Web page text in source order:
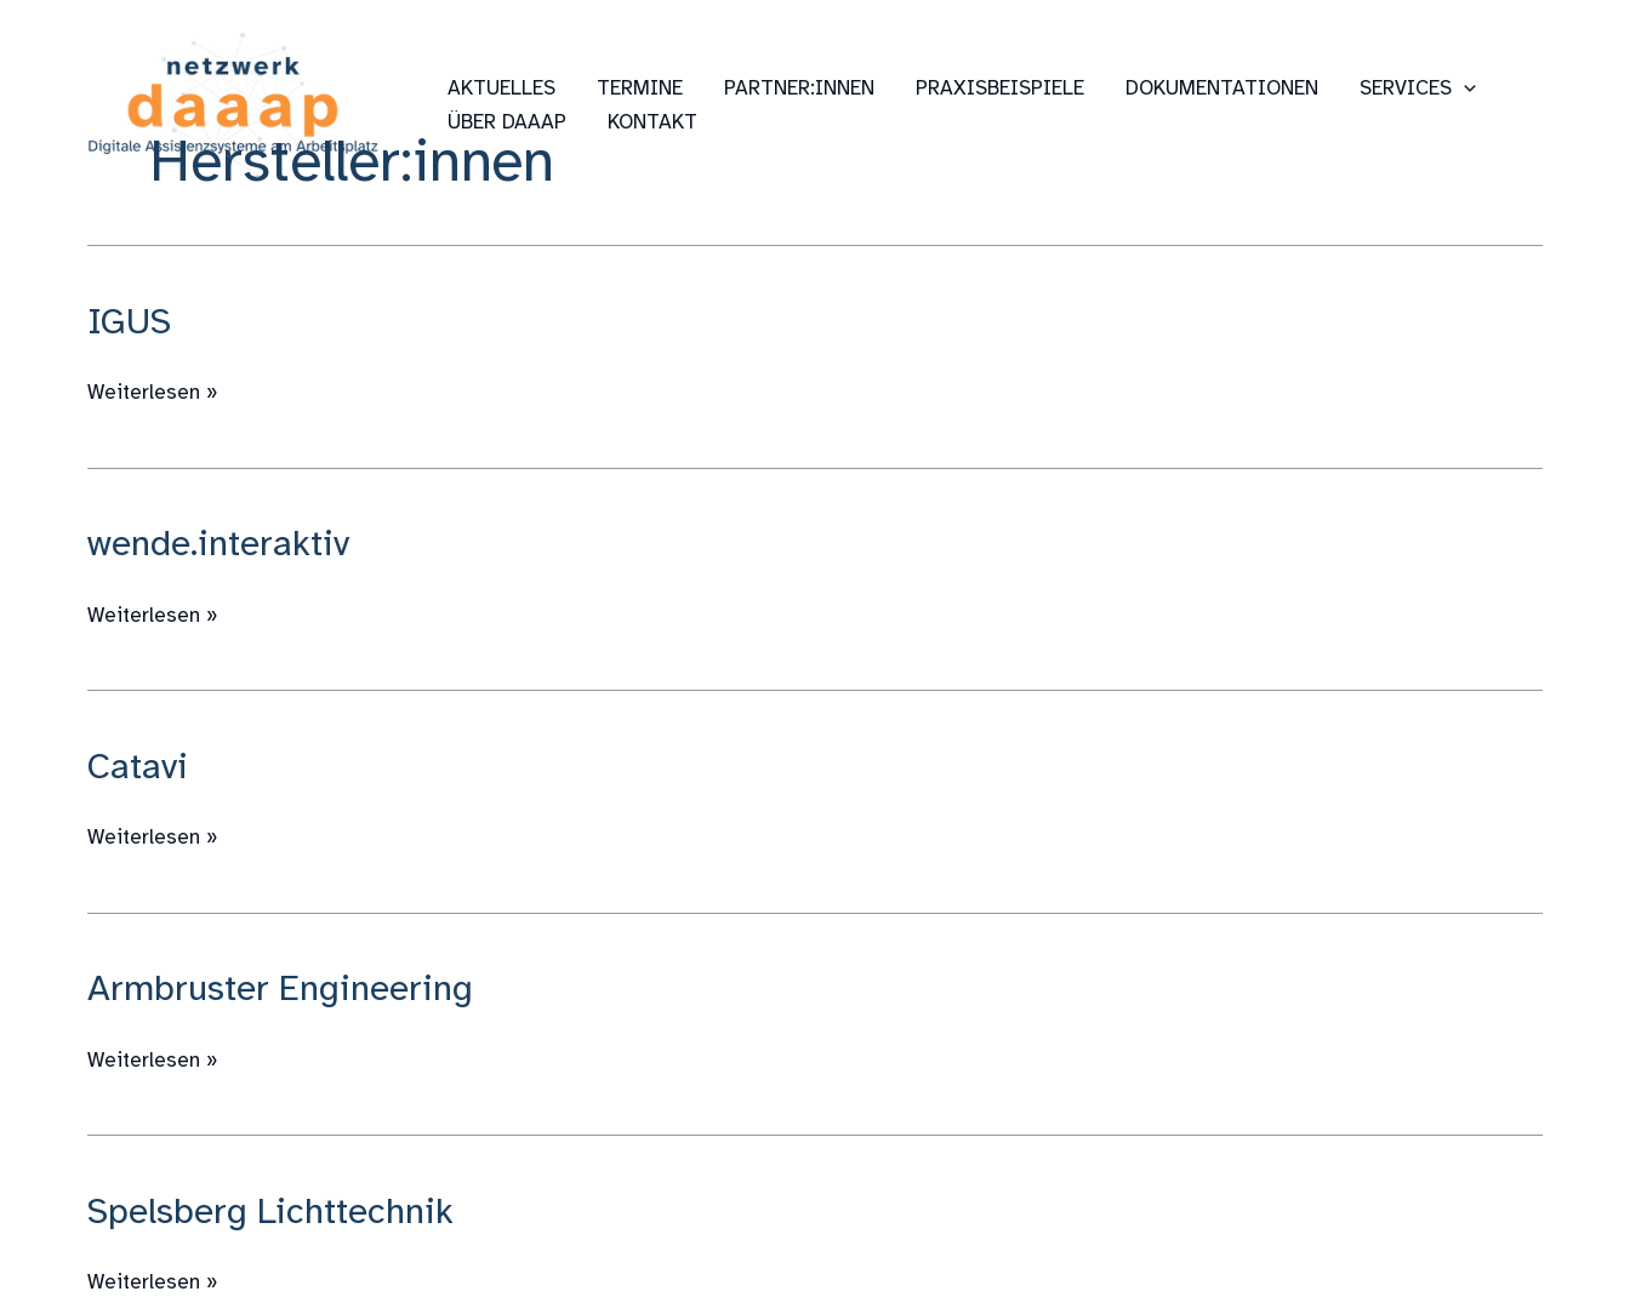
AKTUELLES TERMINE PARTNER:INNEN PRAXISBEISPIELE DOKUMENTATIONEN
SERVICES
ÜBER DAAAP
KONTAKT
Hersteller:innen
IGUS
IGUS
Weiterlesen »
wende.interaktiv
wende.interaktiv
Weiterlesen »
Catavi
Catavi
Weiterlesen »
Armbruster Engineering
Armbruster
Weiterlesen »
Spelsberg Lichttechnik
Spelsberg
Lichttechnik
Weiterlesen »